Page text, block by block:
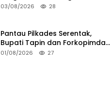
Warga Putus
03/08/2026 28
Pantau Pilkades Serentak,
Bupati Tapin dan Forkopimda
Turun ke TPS
01/08/2026 27